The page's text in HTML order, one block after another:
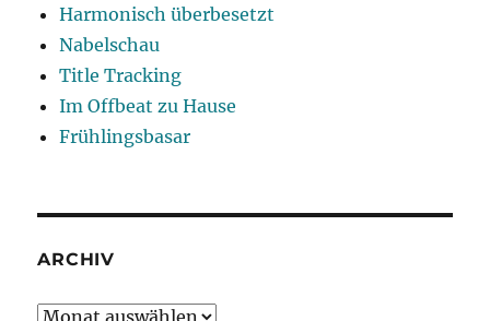
Harmonisch überbesetzt
Nabelschau
Title Tracking
Im Offbeat zu Hause
Frühlingsbasar
ARCHIV
Archiv